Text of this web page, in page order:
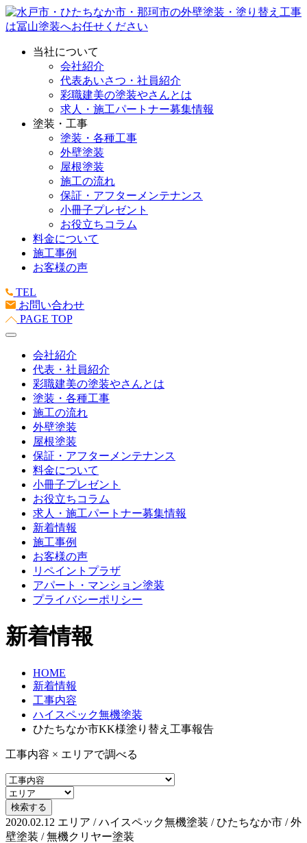
当社について
会社紹介
代表あいさつ・社員紹介
彩職建美の塗装やさんとは
求人・施工パートナー募集情報
塗装・工事
塗装・各種工事
外壁塗装
屋根塗装
施工の流れ
保証・アフターメンテナンス
小冊子プレゼント
お役立ちコラム
料金について
施工事例
お客様の声
TEL
お問い合わせ
PAGE TOP
会社紹介
代表・社員紹介
彩職建美の塗装やさんとは
塗装・各種工事
施工の流れ
外壁塗装
屋根塗装
保証・アフターメンテナンス
料金について
小冊子プレゼント
お役立ちコラム
求人・施工パートナー募集情報
新着情報
施工事例
お客様の声
リペイントプラザ
アパート・マンション塗装
プライバシーポリシー
新着情報
HOME
新着情報
工事内容
ハイスペック無機塗装
ひたちなか市KK様塗り替え工事報告
工事内容 × エリアで調べる
2020.02.12 エリア / ハイスペック無機塗装 / ひたちなか市 / 外
壁塗装 / 無機クリヤー塗装